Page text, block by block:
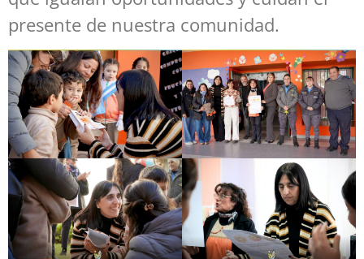
presente de nuestra comunidad.